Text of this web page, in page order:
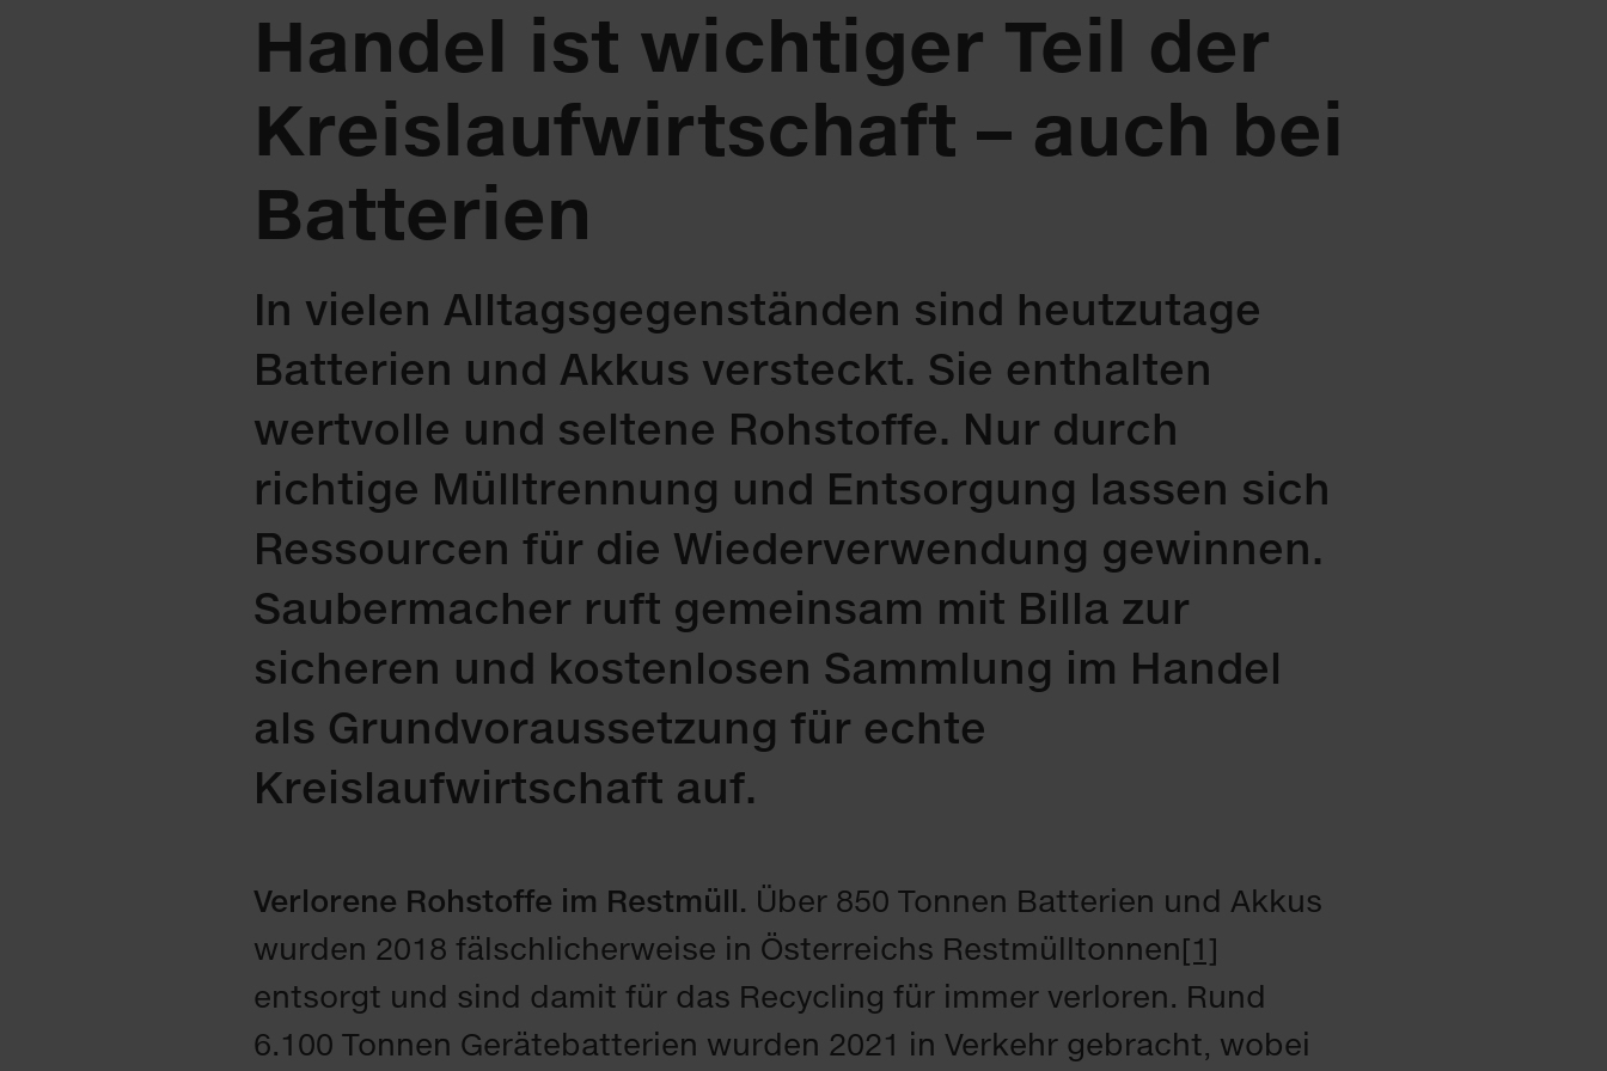
Handel ist wichtiger Teil der
Kreislauf­wirtschaft – auch bei
Batterien
In vielen Alltagsgegenständen sind heutzutage
Batterien und Akkus versteckt. Sie enthalten
wertvolle und seltene Rohstoffe. Nur durch
richtige Mülltrennung und Entsorgung lassen sich
Ressourcen für die Wiederverwendung gewinnen.
Saubermacher ruft gemeinsam mit Billa zur
sicheren und kostenlosen Sammlung im Handel
als Grundvoraussetzung für echte
Kreislaufwirtschaft auf.
Verlorene Rohstoffe im Restmüll. Über 850 Tonnen Batterien und Akkus
wurden 2018 fälschlicherweise in Österreichs Restmülltonnen[1]
entsorgt und sind damit für das Recycling für immer verloren. Rund
6.100 Tonnen Gerätebatterien wurden 2021 in Verkehr gebracht, wobei